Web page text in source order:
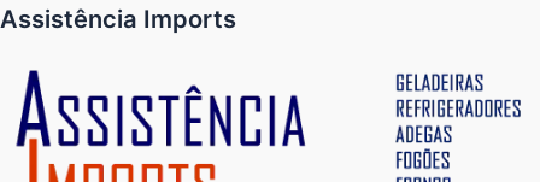
Assistência Imports